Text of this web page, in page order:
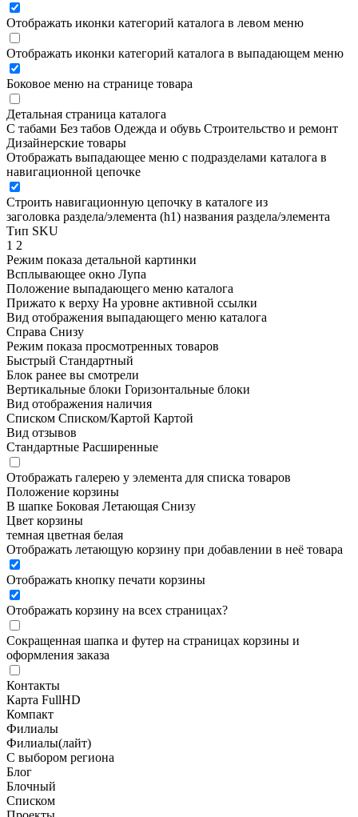
Отображать иконки категорий каталога в левом меню
Отображать иконки категорий каталога в выпадающем меню
Боковое меню на странице товара
Детальная страница каталога
С табами Без табов Одежда и обувь Строительство и ремонт
Дизайнерские товары
Отображать выпадающее меню с подразделами каталога в
навигационной цепочке
Строить навигационную цепочку в каталоге из
заголовка раздела/элемента (h1) названия раздела/элемента
Тип SKU
1 2
Режим показа детальной картинки
Всплывающее окно Лупа
Положение выпадающего меню каталога
Прижато к верху На уровне активной ссылки
Вид отображения выпадающего меню каталога
Справа Снизу
Режим показа просмотренных товаров
Быстрый Стандартный
Блок ранее вы смотрели
Вертикальные блоки Горизонтальные блоки
Вид отображения наличия
Списком Списком/Картой Картой
Вид отзывов
Стандартные Расширенные
Отображать галерею у элемента для списка товаров
Положение корзины
В шапке Боковая Летающая Снизу
Цвет корзины
темная цветная белая
Отображать летающую корзину при добавлении в неё товара
Отображать кнопку печати корзины
Отображать корзину на всех страницах?
Сокращенная шапка и футер на страницах корзины и
оформления заказа
Контакты
Карта FullHD
Компакт
Филиалы
Филиалы(лайт)
С выбором региона
Блог
Блочный
Списком